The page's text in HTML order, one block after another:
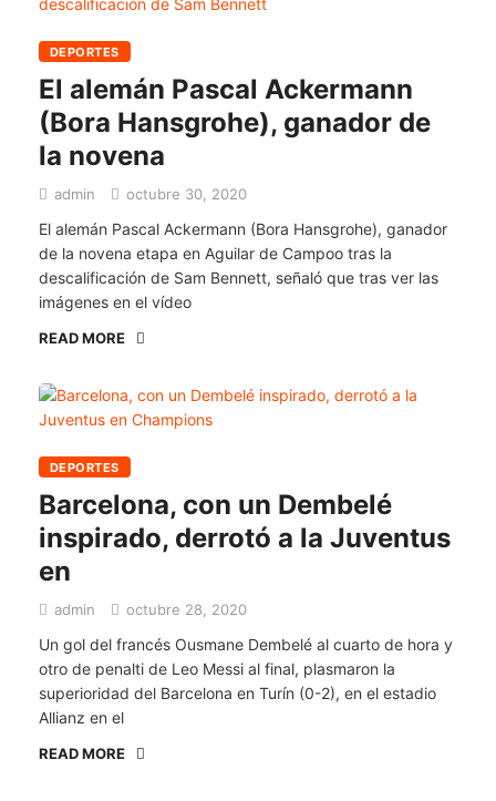
DEPORTES
El alemán Pascal Ackermann
(Bora Hansgrohe), ganador de
la novena
admin octubre 30, 2020
El alemán Pascal Ackermann (Bora Hansgrohe), ganador
de la novena etapa en Aguilar de Campoo tras la
descalificación de Sam Bennett, señaló que tras ver las
imágenes en el vídeo
READ MORE
DEPORTES
Barcelona, con un Dembelé
inspirado, derrotó a la Juventus
en
admin octubre 28, 2020
Un gol del francés Ousmane Dembelé al cuarto de hora y
otro de penalti de Leo Messi al final, plasmaron la
superioridad del Barcelona en Turín (0-2), en el estadio
Allianz en el
READ MORE